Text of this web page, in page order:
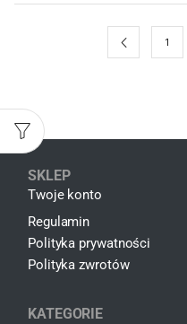
1
SKLEP
Twoje konto
Regulamin
Polityka prywatności
Polityka zwrotów
KATEGORIE